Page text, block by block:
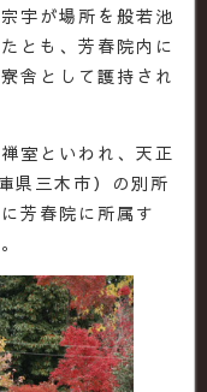
宇が場所を般若池
とも、芳春院内に
舎として護持され
室といわれ、天正
県三木市）の別所
芳春院に所属す